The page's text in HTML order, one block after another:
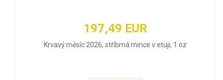
197,49 EUR
Krvavý měsíc 2026, stříbrná mince v etuji, 1 oz